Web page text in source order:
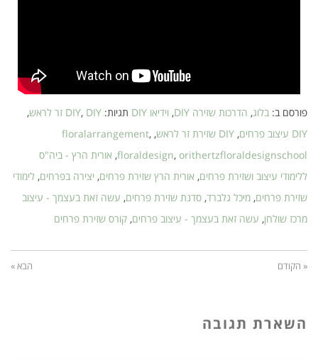
פורסם ב: בלוג, הדרכות שזירה DIY , וידיאו DIY תגיות: DIY, DIY זר לראש
,
DIY עיצוב פרחים
, DIY שזירת זר לראש ,
floralarrangement,
floraldesign, orithertzfloraldesignschool
, אורית הרץ - ביה"ס
ללימודי עיצוב ושזירת פרחים, אורית הרץ שזירת פרחים, יצירה בפרחים, לימודי
שזירת פרחים, מיכל גלברד, סדנת שזירת פרחים, עשה זאת בעצמך - עיצוב
מרכז שולחן, עשה זאת בעצמך - עיצוב פרחים, קורס שזירת פרחים
« הקודם הבא »
השארת תגובה